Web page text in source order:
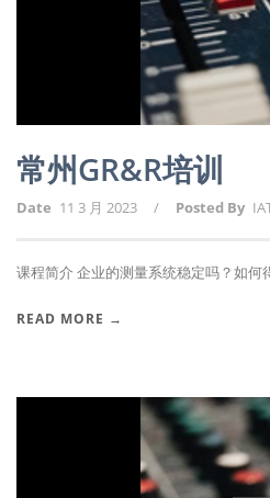
常州GR&R培训
Date 11 3 月 2023 / Posted By
课程简介 企业的测量系统稳定吗？如
READ MORE →